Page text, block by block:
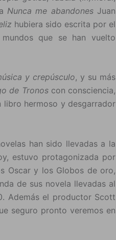
Nunca me abandonesJuan
hubiera sido escrita por el
que se han vuelto
y crepúsculo, y su más
de Tronoscon consciencia,
libro hermoso y desgarrador
han sido llevadas a la
estuvo protagonizada por
Oscar y los Globos de oro,
de sus novela llevadas al
Además el productor Scott
seguro pronto veremos en